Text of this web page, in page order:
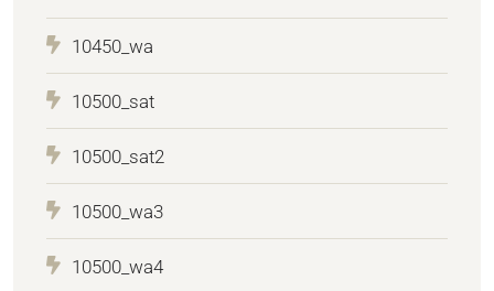
10450_wa
10500_sat
10500_sat2
10500_wa3
10500_wa4